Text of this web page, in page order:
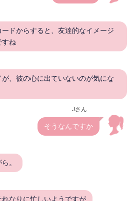
ドからすると、友達的なイメージ
すね
、彼の心に出ていないのが気にな
Jさん
そうなんですか
。
なりに忙しいようですが